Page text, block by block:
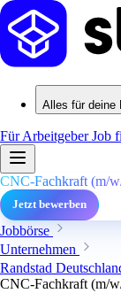
Alles für deine
Für ArbeitgeberJob
CNC-Fachkraft (m/
Jetzt bewerben
Jobbörse
Unternehmen
Randstad
CNC-Fachkraft (m/